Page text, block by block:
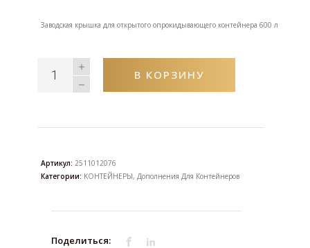
Заводская крышка для открытого опрокидывающего контейнера 600 л
В КОРЗИНУ
Артикул: 2511012076
Категории: KOНТЕЙНЕРЫ, Дополнения Для Контейнеров
Поделиться: